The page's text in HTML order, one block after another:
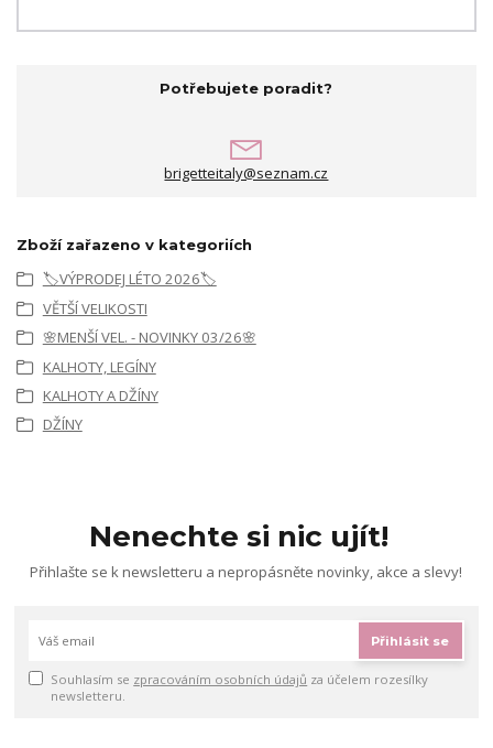
Potřebujete poradit?
brigetteitaly@seznam.cz
Zboží zařazeno v kategoriích
🏷️VÝPRODEJ LÉTO 2026🏷️
VĚTŠÍ VELIKOSTI
🌸MENŠÍ VEL. - NOVINKY 03/26🌸
KALHOTY, LEGÍNY
KALHOTY A DŽÍNY
DŽÍNY
Nenechte si nic ujít!
Přihlašte se k newsletteru a nepropásněte novinky, akce a slevy!
Přihlásit se
Souhlasím se zpracováním osobních údajů za účelem rozesílky
newsletteru.